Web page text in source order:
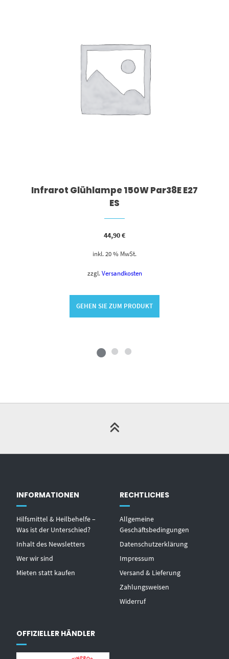
Infrarot Glühlampe 150W Par38E E27
ES
44,90€
inkl. 20 % MwSt.
zzgl. Versandkosten
GEHEN SIE ZUM PRODUKT
INFORMATIONEN
Hilfsmittel & Heilbehelfe –
Was ist der Unterschied?
Inhalt des Newsletters
Wer wir sind
Mieten statt kaufen
RECHTLICHES
Allgemeine
Geschäftsbedingungen
Datenschutzerklärung
Impressum
Versand & Lieferung
Zahlungsweisen
Widerruf
OFFIZIELLER HÄNDLER